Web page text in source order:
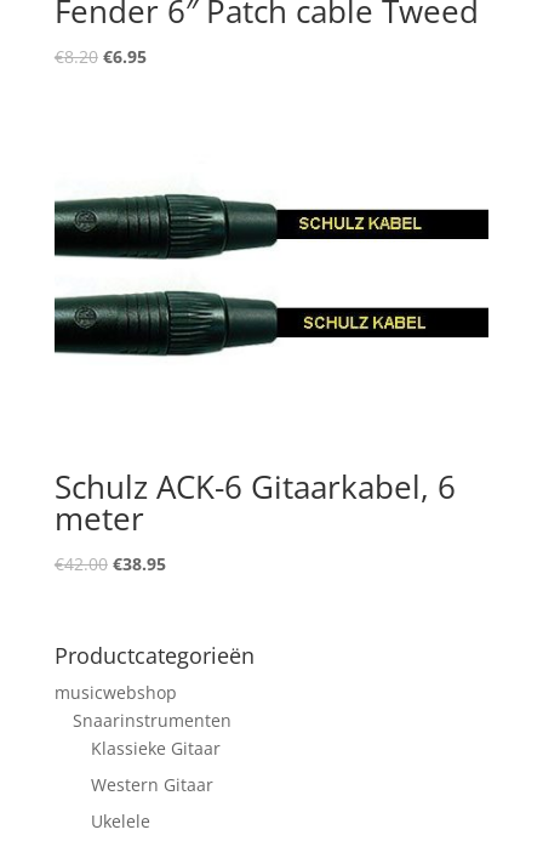
Fender 6″ Patch cable Tweed
€8.20 Oorspronkelijke
€6.95Huidige
Schulz ACK-6 Gitaarkabel, 6
meter
€42.00 Oorspronkelijke
€42.00.
€38.95Huidige
€38.95.
Productcategorieën
musicwebshop
Snaarinstrumenten
Klassieke Gitaar
Western Gitaar
Ukelele